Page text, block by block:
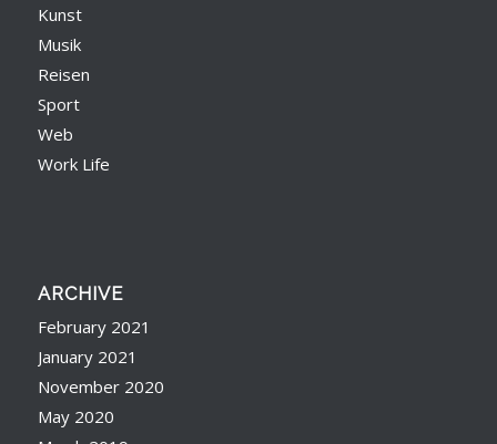
Kunst
Musik
Reisen
Sport
Web
Work Life
ARCHIVE
February 2021
January 2021
November 2020
May 2020